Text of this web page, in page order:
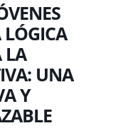
LÓGICA
LA
UNA
Y